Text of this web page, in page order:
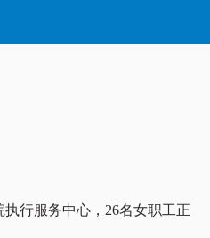
行服务中心，26名女职工正